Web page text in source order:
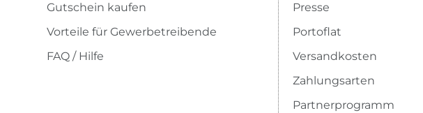
Gutschein kaufen
Vorteile für Gewerbetreibende
FAQ / Hilfe
Presse
Portoflat
Versandkosten
Zahlungsarten
Partnerprogramm